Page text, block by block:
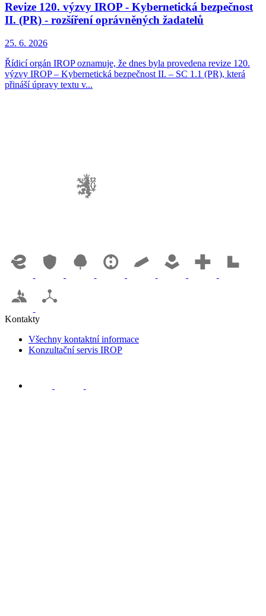
Revize 120. výzvy IROP - Kybernetická bezpečnost
II. (PR) - rozšíření oprávněných žadatelů
25. 6. 2026
Řídicí orgán IROP oznamuje, že dnes byla provedena revize 120.
výzvy IROP – Kybernetická bezpečnost II. – SC 1.1 (PR), která
přináší úpravy textu v...
Kontakty
Všechny kontaktní informace
Konzultační servis IROP